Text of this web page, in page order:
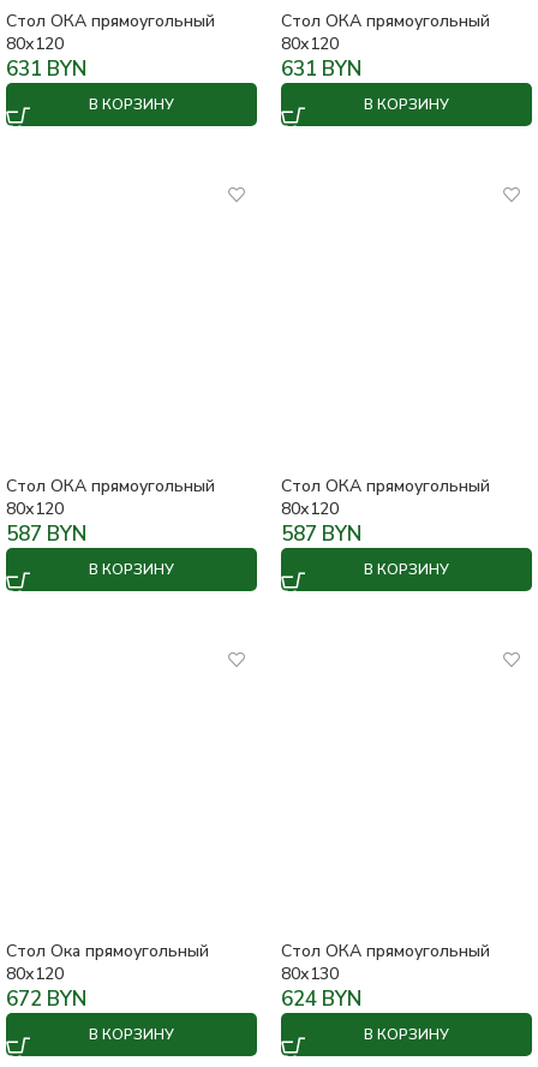
Стол ОКА прямоугольный
80х120
631 BYN
В КОРЗИНУ
Стол ОКА прямоугольный
80х120
631 BYN
В КОРЗИНУ
Стол ОКА прямоугольный
80х120
587 BYN
В КОРЗИНУ
Стол ОКА прямоугольный
80х120
587 BYN
В КОРЗИНУ
Стол Ока прямоугольный
80х120
672 BYN
В КОРЗИНУ
Стол ОКА прямоугольный
80х130
624 BYN
В КОРЗИНУ